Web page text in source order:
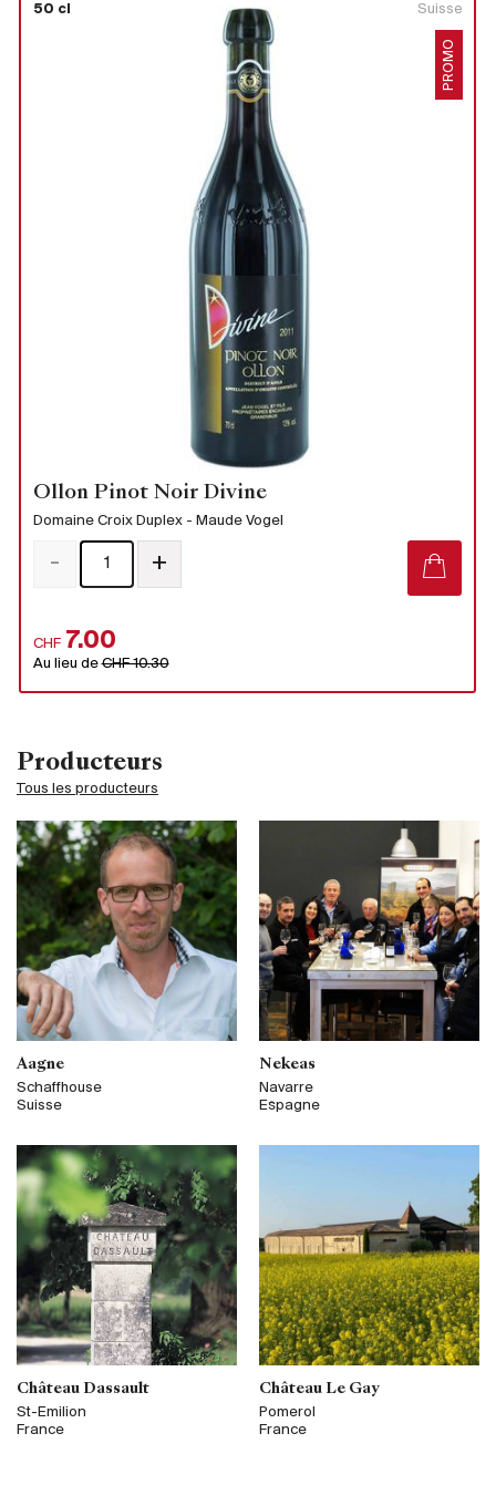
Brésil
Vins Bio
Vins Natures
Producteurs
Aller à
L'entreprise
Actualités
E-Catalogue
Conditions générales
50 cl Suisse
PROMO
Ollon Pinot Noir Divine
Domaine Croix Duplex - Maude Vogel
CHF 7.00
Au lieu deCHF 10.30
- +
Producteurs
Tous les producteurs
Aagne
Schaffhouse
Suisse
Nekeas
Navarre
Espagne
Château Dassault
St-Emilion
France
Château Le Gay
Pomerol
France